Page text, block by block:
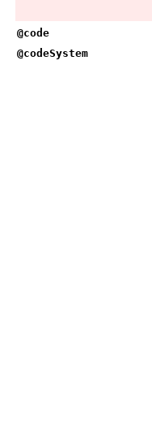
@code
@codeSystem